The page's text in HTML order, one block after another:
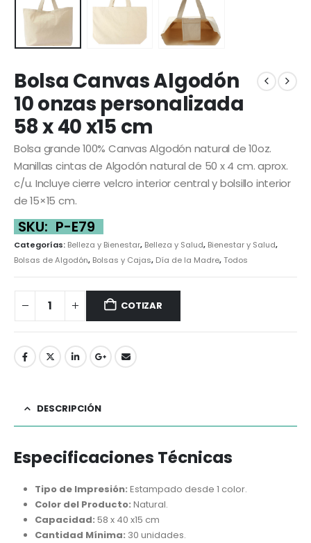
Bolsa Canvas Algodón
10 onzas personalizada
58 x 40 x15 cm
Bolsa grande 100% Canvas Algodón natural de 10oz.
Manillas cintas de Algodón natural de 50 x 4 cm. aprox.
c/u. Incluye cierre velcro interior central y bolsillo interior
de 15×15 cm.
SKU: P-E79
Categorías: Belleza y Bienestar, Belleza y Salud, Bienestar y Salud,
Bolsas de Algodón, Bolsas y Cajas, Día de la Madre,Todos
COTIZAR
DESCRIPCIÓN
Especificaciones Técnicas
Tipo de Impresión: Estampado desde 1 color.
Color del Producto: Natural.
Capacidad: 58 x 40 x15 cm
Cantidad Mínima: 30 unidades.